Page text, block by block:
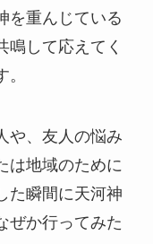
を重んじている
鳴して応えてく
や、友人の悩み
は地域のために
た瞬間に天河神
ぜか行ってみた